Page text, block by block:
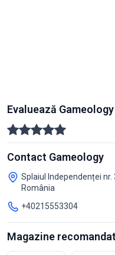
Evaluează Gameology
Contact Gameology
Splaiul Independenței
România
+40215553304
Magazine